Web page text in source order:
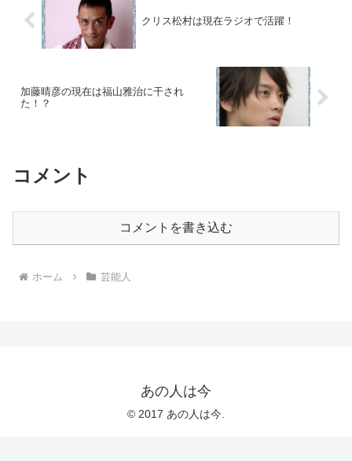
クリス松村は現在ラジオで活躍！
加藤晴彦の現在は福山雅治に干され
た！？
コメント
コメントを書き込む
ホーム 芸能人
あの人は今
© 2017 あの人は今.